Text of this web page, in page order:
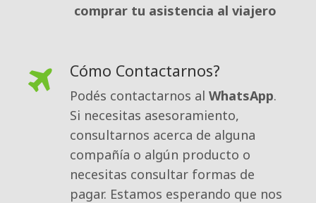
comprar tu asistencia al viajero
Cómo Contactarnos?
Podés contactarnos al WhatsApp.
Si necesitas asesoramiento,
consultarnos acerca de alguna
compañía o algún producto o
necesitas consultar formas de
pagar. Estamos esperando que nos